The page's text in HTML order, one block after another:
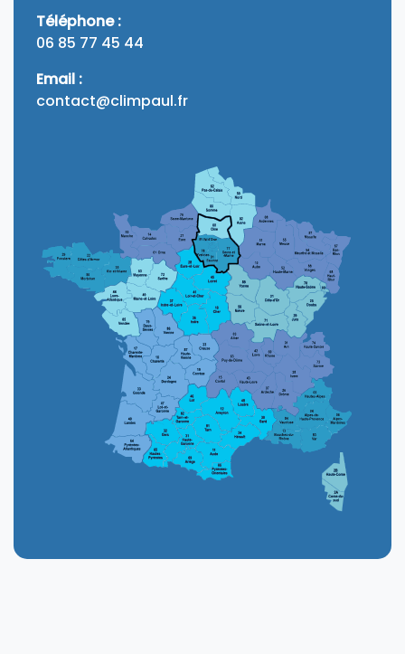
Téléphone :
06 85 77 45 44
Email :
contact@climpaul.fr